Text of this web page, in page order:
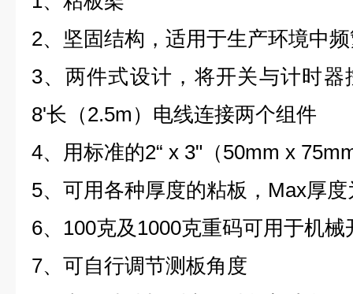
2、坚固结构，适用于生产环境中
3、两件式设计，将开关与计时
8'长（2.5m）电线连接两个组件
4、用标准的2“ x 3"（50mm x
5、可用各种厚度的粘板，Max厚度
6、100克及1000克重码可用于机
7、可自行调节测板角度